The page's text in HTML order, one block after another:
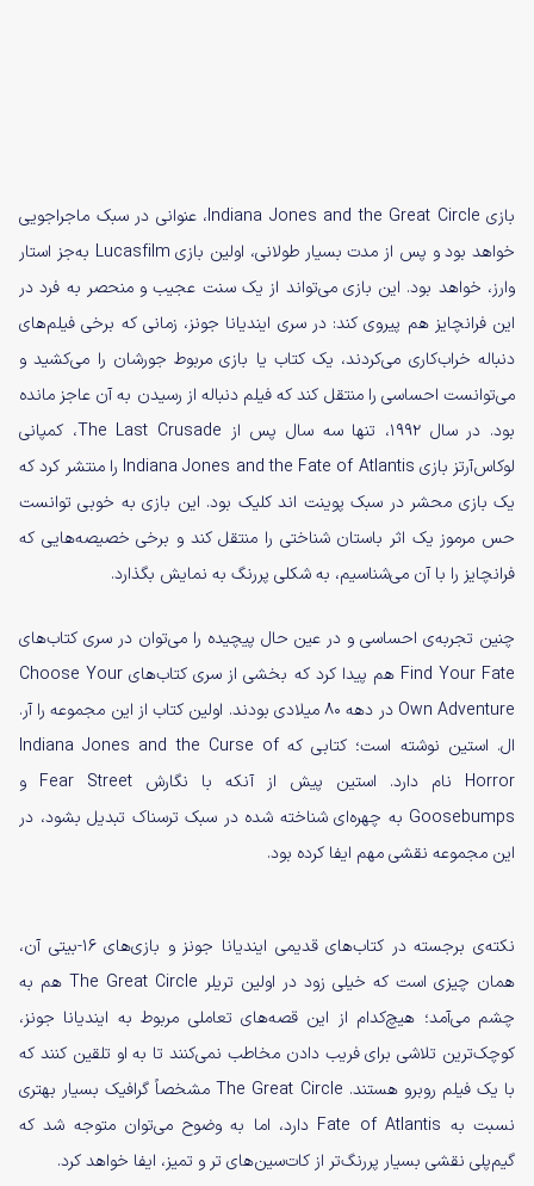
بازی Indiana Jones and the Great Circle، عنوانی در سبک ماجراجویی
خواهد بود و پس از مدت بسیار طولانی، اولین بازی Lucasfilm به‌جز استار
وارز، خواهد بود. این بازی می‌تواند از یک سنت عجیب و منحصر به فرد در
این فرانچایز هم پیروی کند: در سری ایندیانا جونز، زمانی که برخی فیلم‌های
دنباله خراب‌کاری می‌کردند، یک کتاب یا بازی مربوط جورشان را می‌کشید و
می‌توانست احساسی را منتقل کند که فیلم دنباله از رسیدن به آن عاجز مانده
بود. در سال 1992، تنها سه سال پس از The Last Crusade، کمپانی
لوکاس‌آرتز بازی Indiana Jones and the Fate of Atlantis را منتشر کرد که
یک بازی محشر در سبک پوینت اند کلیک بود. این بازی به خوبی توانست
حس مرموز یک اثر باستان شناختی را منتقل کند و برخی خصیصه‌هایی که
فرانچایز را با آن می‌شناسیم، به شکلی پررنگ به نمایش بگذارد.
چنین تجربه‌ی احساسی و در عین حال پیچیده را می‌توان در سری کتاب‌های
Find Your Fate هم پیدا کرد که بخشی از سری کتاب‌های Choose Your
Own Adventure در دهه 80 میلادی بودند. اولین کتاب از این مجموعه را آر.
ال. استین نوشته است؛ کتابی که Indiana Jones and the Curse of
Horror نام دارد. استین پیش از آنکه با نگارش Fear Street و
Goosebumps به چهره‌ای شناخته شده در سبک ترسناک تبدیل بشود، در
این مجموعه نقشی مهم ایفا کرده بود.
نکته‌ی برجسته در کتاب‌های قدیمی ایندیانا جونز و بازی‌های 16-بیتی آن،
همان چیزی است که خیلی زود در اولین تریلر The Great Circle هم به
چشم می‌آمد؛ هیچ‌کدام از این قصه‌های تعاملی مربوط به ایندیانا جونز،
کوچک‌ترین تلاشی برای فریب دادن مخاطب نمی‌کنند تا به او تلقین کنند که
با یک فیلم روبرو هستند. The Great Circle مشخصاً گرافیک بسیار بهتری
نسبت به Fate of Atlantis دارد، اما به وضوح می‌توان متوجه شد که
گیم‌پلی نقشی بسیار پررنگ‌تر از کات‌سین‌های تر و تمیز، ایفا خواهد کرد.